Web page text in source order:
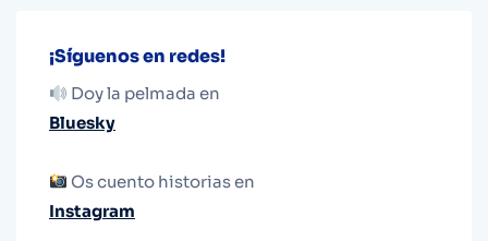
¡Síguenos en redes!
Doy la pelmada en
Bluesky
Os cuento historias en
Instagram